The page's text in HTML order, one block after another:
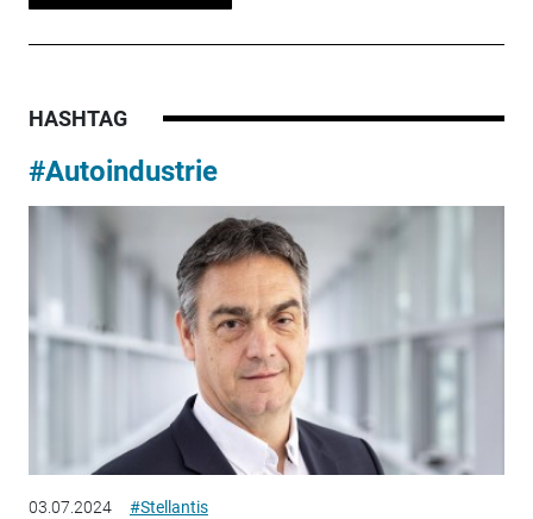
HASHTAG
#Autoindustrie
03.07.2024 #Stellantis